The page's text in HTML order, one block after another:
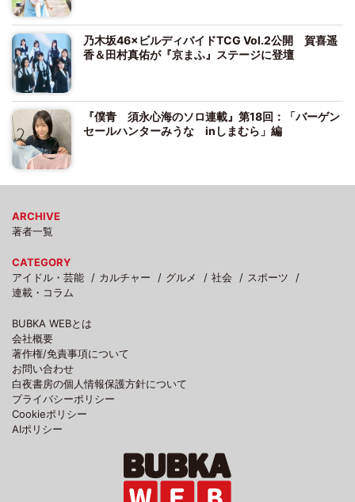
乃木坂46×ビルディバイドTCG Vol.2公開 賀喜遥
香＆田村真佑が『京まふ』ステージに登壇
『僕青 須永心海のソロ連載』第18回：「バーゲン
セールハンターみうな inしまむら」編
ARCHIVE
著者一覧
CATEGORY
アイドル・芸能
カルチャー グルメ 社会
スポーツ
連載・コラム
BUBKA WEBとは
会社概要
著作権/免責事項について
お問い合わせ
白夜書房の個人情報保護方針について
プライバシーポリシー
Cookieポリシー
AIポリシー